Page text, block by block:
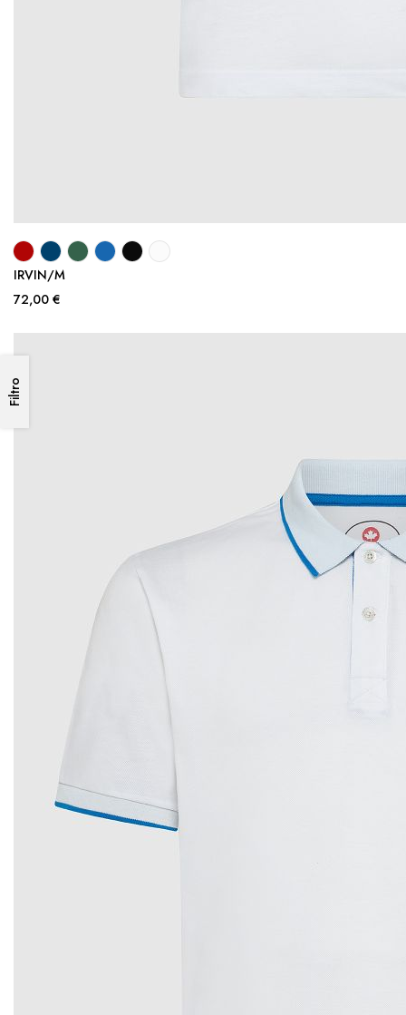
Filtro
IRVIN/M
72,00 €